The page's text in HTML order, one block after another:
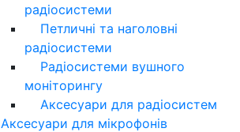
радіосистеми
Петличні та наголовні
радіосистеми
Радіосистеми вушного
моніторингу
Аксесуари для радіосистем
Аксесуари для мікрофонів